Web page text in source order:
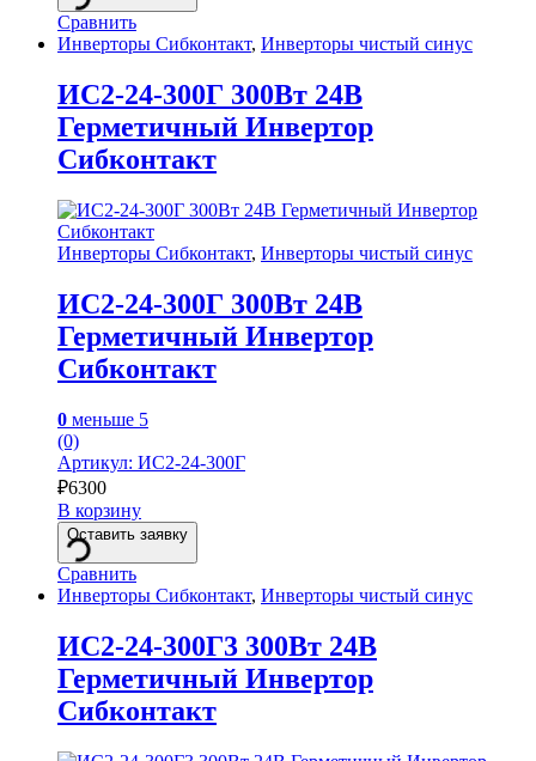
Сравнить
Инверторы Сибконтакт, Инверторы чистый синус
ИС2-24-300Г 300Вт 24В
Герметичный Инвертор
Сибконтакт
Инверторы Сибконтакт, Инверторы чистый синус
ИС2-24-300Г 300Вт 24В
Герметичный Инвертор
Сибконтакт
0 меньше 5
(0)
Артикул: ИС2-24-300Г
₽6300
В корзину
Оставить заявку
Сравнить
Инверторы Сибконтакт, Инверторы чистый синус
ИС2-24-300Г3 300Вт 24В
Герметичный Инвертор
Сибконтакт